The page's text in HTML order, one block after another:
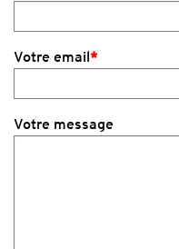
Votre email*
Votre message